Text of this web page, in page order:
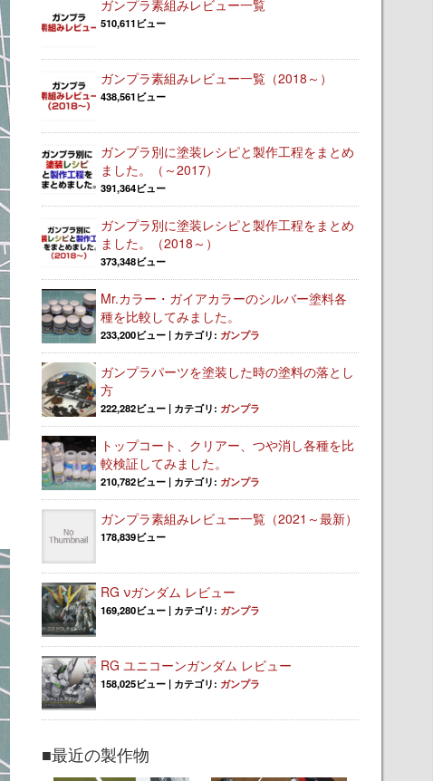
ガンプラ素組みレビュー一覧
510,611ビュー
ガンプラ素組みレビュー一覧（2018～）
438,561ビュー
ガンプラ別に塗装レシピと製作工程をまとめ
ました。（～2017）
391,364ビュー
ガンプラ別に塗装レシピと製作工程をまとめ
ました。（2018～）
373,348ビュー
Mr.カラー・ガイアカラーのシルバー塗料各
種を比較してみました。
233,200ビュー | カテゴリ: ガンプラ
ガンプラパーツを塗装した時の塗料の落とし
方
222,282ビュー | カテゴリ: ガンプラ
トップコート、クリアー、つや消し各種を比
較検証してみました。
210,782ビュー | カテゴリ: ガンプラ
ガンプラ素組みレビュー一覧（2021～最新）
178,839ビュー
RG νガンダム レビュー
169,280ビュー | カテゴリ: ガンプラ
RG ユニコーンガンダム レビュー
158,025ビュー | カテゴリ: ガンプラ
■最近の製作物